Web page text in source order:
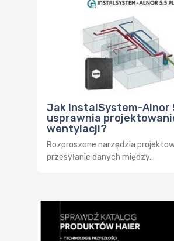
Jak InstalSystem-Alnor
usprawnia
wentylacji?
Rozproszone narzędzia
przesyłanie danych między...